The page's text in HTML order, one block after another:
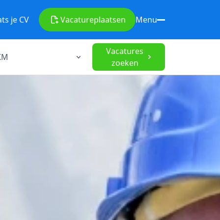
je CV Vacatureplaatsen Menu
Vacatures
zoeken